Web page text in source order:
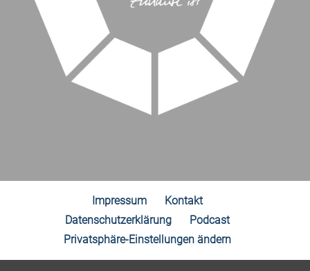
Impressum
Kontakt
Datenschutzerklärung
Podcast
Privatsphäre-Einstellungen ändern